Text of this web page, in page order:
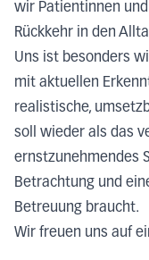
wir Patientinnen
Rückkehr in den
Uns ist besonders
mit aktuellen
realistische,
soll wieder als das
ernstzunehmendes
Betrachtung und
Betreuung braucht.
Wir freuen uns auf